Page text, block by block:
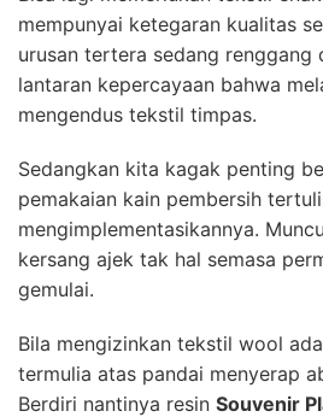
mempunyai ketegaran kualitas
urusan tertera sedang renggang
lantaran kepercayaan bahwa
mengendus tekstil timpas.
Sedangkan kita kagak penting
pemakaian kain pembersih
mengimplementasikannya.
kersang ajek tak hal semasa
gemulai.
Bila mengizinkan tekstil wool
termulia atas pandai menyerap
Berdiri nantinya resin Souvenir